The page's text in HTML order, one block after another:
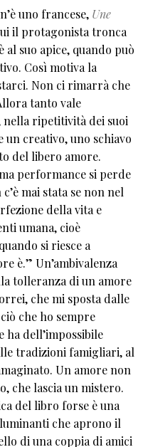
uno francese, Une
il protagonista tronca
suo apice, quando può
Così motiva la
Non ci rimarrà che
tanto vale
nella ripetitività dei suoi
un creativo, uno schiavo
del libero amore.
performance si perde
mai stata se non nel
della vita e
umana, cioè
si riesce a
è.” Un’ambivalenza
tolleranza di un amore
che mi sposta dalle
che ho sempre
ha dell’impossibile
tradizioni famigliari, al
Un amore non
che lascia un mistero.
del libro forse è una
che aprono il
di una coppia di amici